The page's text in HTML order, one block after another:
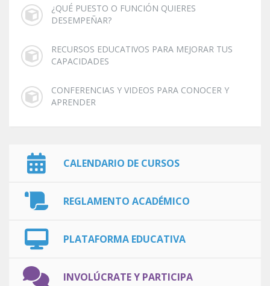
¿QUÉ PUESTO O FUNCIÓN QUIERES
DESEMPEÑAR?
RECURSOS EDUCATIVOS PARA MEJORAR TUS
CAPACIDADES
CONFERENCIAS Y VIDEOS PARA CONOCER Y
APRENDER
CALENDARIO DE CURSOS
REGLAMENTO ACADÉMICO
PLATAFORMA EDUCATIVA
INVOLÚCRATE Y PARTICIPA